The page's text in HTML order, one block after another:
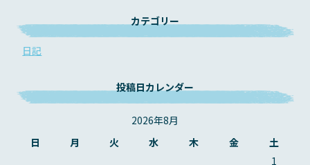
カテゴリー
日記
投稿日カレンダー
2026年8月
日
月 火 水 木 金
土
1